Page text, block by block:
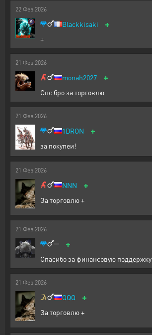
22 Фев 2026
Blackkisaki +
+
21 Фев 2026
monah2027 +
Спс бро за торговлю
21 Фев 2026
1DRON +
за покупеи!
21 Фев 2026
NNN +
За торговлю +
21 Фев 2026
+
Спасибо за финансовую поддержку
21 Фев 2026
QQQ +
За торговлю +